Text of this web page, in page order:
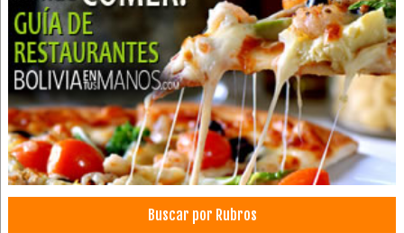
Arreglos Florales
Florerías
Flores
Regalos y Adornos
Diabetes
Médicos Internistas
Médicos Nutricionistas
Buscar por Rubros